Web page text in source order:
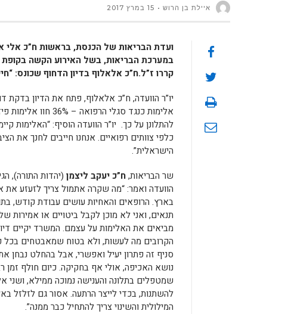
איילת בן הרוש 15 במרץ 2017
ועדת הבריאות של הכנסת, בראשות ח”כ אלי
במערכת הבריאות, בשל האירוע הקשה בקופת
קררו ז”ל.ח”כ אלאלוף בדיון הדחוף שכונס:
יו”ר הוועדה, ח”כ אלאלוף, פתח את הדיון בדקת
להתלונן על כך. יו”ר הוועדה הוסיף: “האלימות
כלפי צוותים רפואיים. אנחנו חייבים לחנך את
הישראלית”.
שר הבריאות,ח”כ יעקב ליצמן (יהדות התורה),
הוועדה ואמר: “מה שקרה אתמול צריך לזעזע את
בארץ. הרופאים והאחיות עושים עבודת קודש,
תנאים, ואני לא מוכן לקבל ביטויים או אמירות
מביאים את האלימות על עצמם. המשרד יקיים
הקרובים מה לעשות, ולא בטוח שמאבטחים בכל
סניף זה פתרון יעיל ואפשרי, אבל בהחלט נבחן
נושא האכיפה, אולי אף בחקיקה. כיום חולף זמן
שמטפלים בתלונה והענישה נמוכה ממילא, ושני
להשתנות, בכדי לייצר הרתעה. אסור גם לזלזל
המילולית והשינוי צריך להתחיל כבר ממנה”.